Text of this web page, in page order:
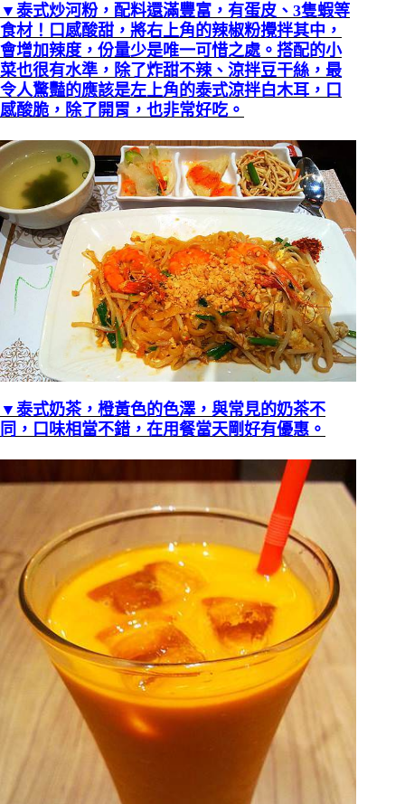
▼泰式炒河粉，配料還滿豐富，有蛋皮、 3隻蝦等
食材！口感酸甜，將右上角的辣椒粉攪拌其中，
會增加辣度，份量少是唯一可惜之處。搭配的小
菜也很有水準，除了炸甜不辣、涼拌豆干絲，最
令人驚豔的應該是左上角的泰式涼拌白木耳，口
感酸脆，除了開胃，也非常好吃。
▼泰式奶茶，橙黃色的色澤，與常見的奶茶不
同，口味相當不錯，在用餐當天剛好有優惠。